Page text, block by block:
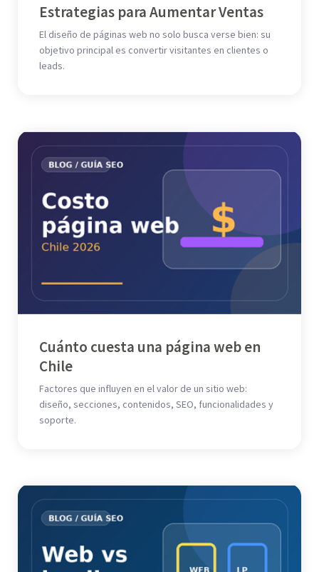
Estrategias para Aumentar Ventas
El diseño de páginas web no solo busca verse bien: su
objetivo principal es convertir visitantes en clientes o
leads.
Cuánto cuesta una página web en
Chile
Factores que influyen en el valor de un sitio web:
diseño, secciones, contenidos, SEO, funcionalidades y
soporte.